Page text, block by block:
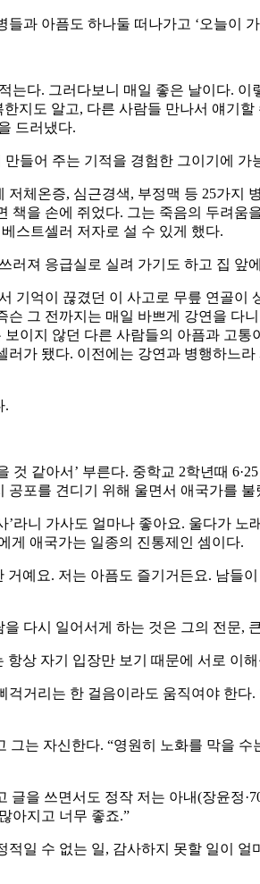
과 아픔도 하나둘 떠나가고 ‘오늘이
다. 그러다보니 매일 좋은 날이다.
지도 알고, 다른 사람들 만나서 얘기
드러냈다.
들어 주는 기적을 경험한 그이기에 가
체온증, 심근경색, 부정맥 등 25가지
을 손에 쥐었다. 그는 죽음의 두려움
스트셀러 저자로 설 수 있게 했다.
져 응급실로 실려 가기도 하고 집 앞
기억이 끊겼던 이 사고로 무릎 연골
그 전까지는 매일 바쁘게 강연을 다
이지 않던 다른 사람들의 아픔과 고
가 됐다. 이전에는 강연과 병행하느
.
같아서’ 부른다. 중학교 2학년때
포를 견디기 위해 울면서 애국가를 불
니 가사도 얼마나 좋아요. 울다가 노
게 애국가는 일종의 진통제인 셈이다.
예요. 저는 아픔도 즐기거든요. 남들
다시 일어서게 하는 것은 그의 전문,
상 자기 입장만 보기 때문에 서로 이
거리는 한 걸음이라도 움직여야 한다
는 자신한다. “영원히 노화를 막을
을 쓰면서도 정작 저는 아내(장윤정
아지고 너무 좋죠.”
일 수 없는 일, 감사하지 못할 일이